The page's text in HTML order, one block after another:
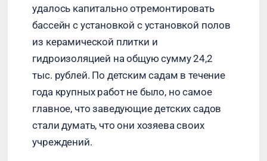
удалось капитально отремонтировать
бассейн с установкой с установкой полов
из керамической плитки и
гидроизоляцией на общую сумму 24,2
тыс. рублей. По детским садам в течение
года крупных работ не было, но самое
главное, что заведующие детских садов
стали думать, что они хозяева своих
учреждений.